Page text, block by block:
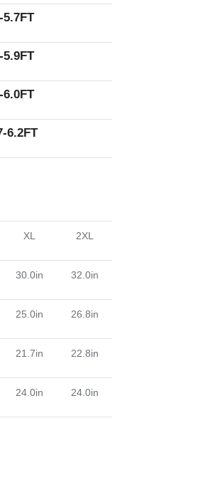
5.7FT
5.9FT
6.0FT
6.2FT
XL 2XL
30.0in 32.0in
25.0in 26.8in
21.7in 22.8in
24.0in 24.0in